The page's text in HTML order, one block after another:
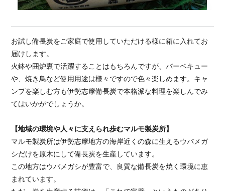
お試し備長炭をご家庭で使用していただける様に箱に入れてお
届けします。
火鉢や囲炉裏で活躍することはもちろんですが、バーベキュー
や、焼き鳥など使用用途は様々ですので色々楽しめます。キャ
ンプを楽しむ方も伊勢志摩備長炭で本格派な料理を楽しんでみ
てはいかがでしょうか。
【地域の環境や人々に支えられ歩むマルモ製炭所】
​マルモ製炭所は伊勢志摩地方の海岸近くの森に生えるウバメガ
シだけを原木にして備長炭を生産しています。
この地方はウバメガシが豊富で、良質な備長炭を焼く環境に恵
まれています。